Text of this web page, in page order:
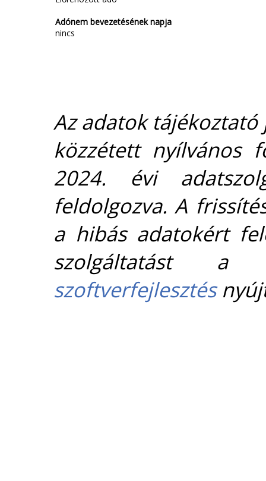
Adónem bevezetésének napja
nincs
Az adatok
közzétett nyílvános
2024. évi
feldolgozva. A
a hibás adatokért
szolgáltatást
szoftverfejlesztés